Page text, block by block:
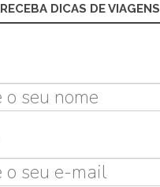
RECEBA DICAS DE VIAGENS